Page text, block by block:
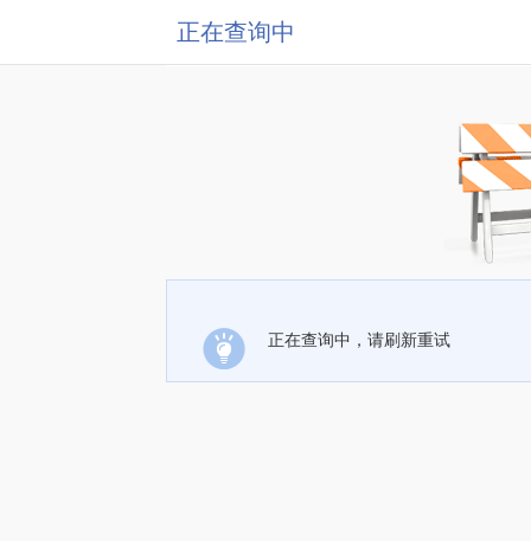
正在查询中
正在查询中，请刷新重试